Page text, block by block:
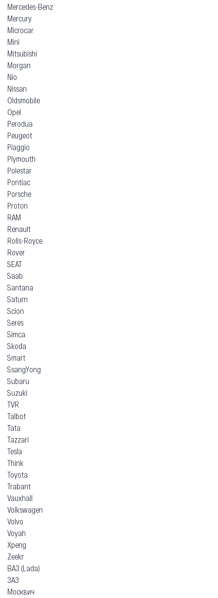
Mercedes-Benz
Mercury
Microcar
Mini
Mitsubishi
Morgan
Nio
Nissan
Oldsmobile
Opel
Perodua
Peugeot
Piaggio
Plymouth
Polestar
Pontiac
Porsche
Proton
RAM
Renault
Rolls-Royce
Rover
SEAT
Saab
Santana
Saturn
Scion
Seres
Simca
Skoda
Smart
SsangYong
Subaru
Suzuki
TVR
Talbot
Tata
Tazzari
Tesla
Think
Toyota
Trabant
Vauxhall
Volkswagen
Volvo
Voyah
Xpeng
Zeekr
ВАЗ (Lada)
ЗАЗ
Москвич